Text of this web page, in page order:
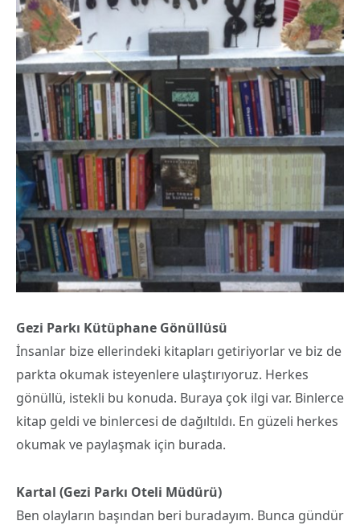
Gezi Parkı Kütüphane Gönüllüsü
İnsanlar bize ellerindeki kitapları getiriyorlar ve biz de
parkta okumak isteyenlere ulaştırıyoruz. Herkes
gönüllü, istekli bu konuda. Buraya çok ilgi var. Binlerce
kitap geldi ve binlercesi de dağıltıldı. En güzeli herkes
okumak ve paylaşmak için burada.
Kartal (Gezi Parkı Oteli Müdürü)
Ben olayların başından beri buradayım. Bunca gündür